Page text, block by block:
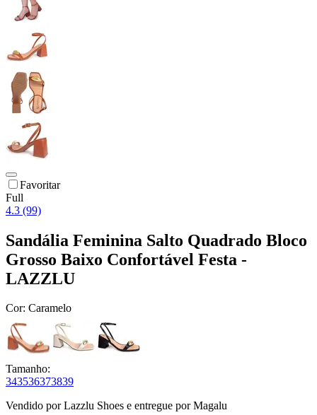
Favoritar
Full
4.3 (99)
Sandália Feminina Salto Quadrado Bloco
Grosso Baixo Confortável Festa -
LAZZLU
Cor: Caramelo
Tamanho:
343536373839
Vendido porLazzlu Shoes e entregue por Magalu